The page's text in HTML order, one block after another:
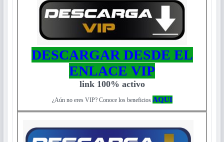
DESCARGAR DESDE EL
ENLACE VIP
link 100% activo
¿Aún no eres VIP? Conoce los beneficios AQUI